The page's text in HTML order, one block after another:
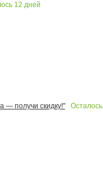
12 дней
— получи скидку!" Осталось